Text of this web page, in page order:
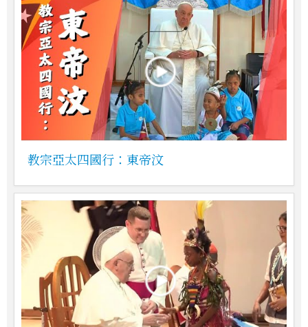
教宗亞太四國行：東帝汶